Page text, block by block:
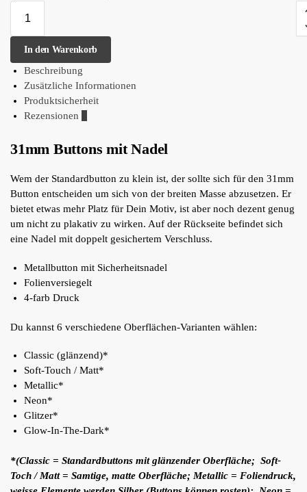
In den Warenkorb
Beschreibung
Zusätzliche Informationen
Produktsicherheit
Rezensionen
31mm Buttons mit Nadel
Wem der Standardbutton zu klein ist, der sollte sich für den 31mm
Button entscheiden um sich von der breiten Masse abzusetzen. Er
bietet etwas mehr Platz für Dein Motiv, ist aber noch dezent genug
um nicht zu plakativ zu wirken. Auf der Rückseite befindet sich
eine Nadel mit doppelt gesichertem Verschluss.
Metallbutton mit Sicherheitsnadel
Folienversiegelt
4-farb Druck
Du kannst 6 verschiedene Oberflächen-Varianten wählen:
Classic (glänzend)*
Soft-Touch / Matt*
Metallic*
Neon*
Glitzer*
Glow-In-The-Dark*
*(Classic = Standardbuttons mit glänzender Oberfläche; Soft-
Toch / Matt = Samtige, matte Oberfläche; Metallic = Foliendruck,